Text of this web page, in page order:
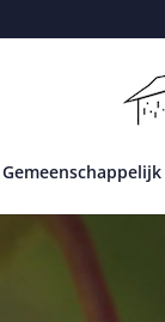
Gemeenschappelijk